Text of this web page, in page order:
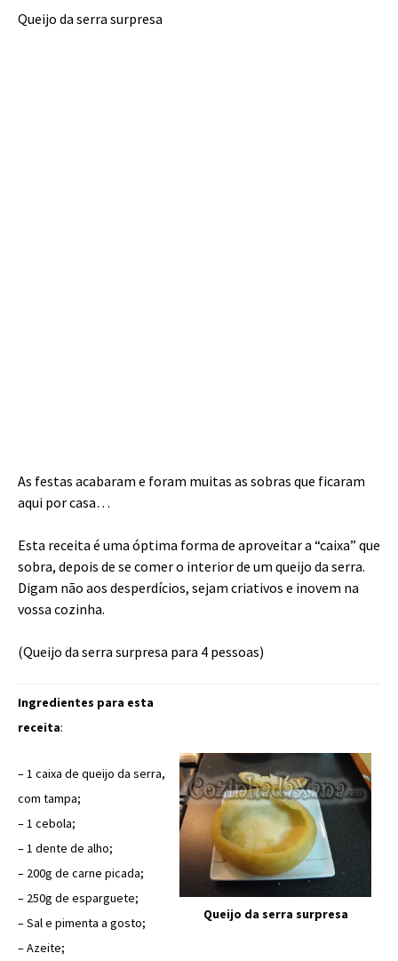
Queijo da serra surpresa
As festas acabaram e foram muitas as sobras que ficaram
aqui por casa…
Esta receita é uma óptima forma de aproveitar a “caixa” que
sobra, depois de se comer o interior de um queijo da serra.
Digam não aos desperdícios, sejam criativos e inovem na
vossa cozinha.
(Queijo da serra surpresa para 4 pessoas)
Ingredientes para esta
receita:
– 1 caixa de queijo da serra,
com tampa;
– 1 cebola;
– 1 dente de alho;
– 200g de carne picada;
– 250g de esparguete;
– Sal e pimenta a gosto;
– Azeite;
Queijo da serra surpresa